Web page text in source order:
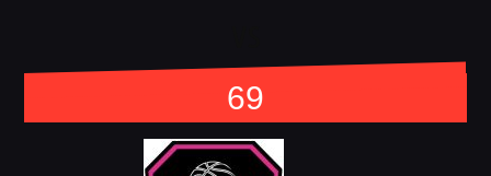
69